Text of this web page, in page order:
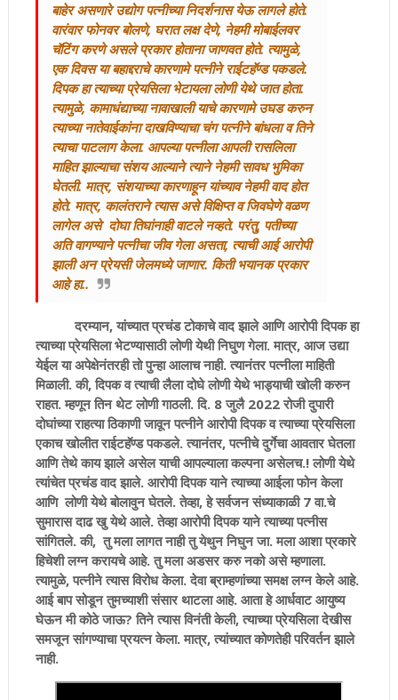
बाहेर असणारे उद्योग पत्नीच्या निदर्शनास येऊ लागले होते.
वारंवार फोनवर बोलणे, घरात लक्ष देणे, नेहमी मोबाईलवर
चॅटिंग करणे असले प्रकार होताना जाणवत होते. त्यामुळे,
एक दिवस या बहाद्दराचे कारणामे पत्नीने राईटहॅण्ड पकडले.
दिपक हा त्याच्या प्रेयसिला भेटायला लोणी येथे जात होता.
त्यामुळे, कामाधंद्याच्या नावाखाली याचे कारणामे उघड करुन
त्याच्या नातेवाईकांना दाखविण्याचा चंग पत्नीने बांधला व तिने
त्याचा पाटलाग केला. आपल्या पत्नीला आपली रासलिला
माहित झाल्याचा संशय आल्याने त्याने नेहमी सावध भुमिका
घेतली. मात्र, संशयाच्या कारणाहून यांच्याव नेहमी वाद होत
होते. मात्र, कालंतराने त्यास असे विक्षिप्त व जिवघेणे वळण
लागेल असे दोघा तिघांनाही वाटले नव्हते. परंतु, पतीच्या
अति वागण्याने पत्नीचा जीव गेला असता, त्याची आई आरोपी
झाली अन प्रेयसी जेलमध्ये जाणार. किती भयानक प्रकार
आहे हा..
दरम्यान, यांच्यात प्रचंड टोकाचे वाद झाले आणि आरोपी दिपक हा
त्याच्या प्रेयसिला भेटण्यासाठी लोणी येथी निघुण गेला. मात्र, आज उद्या
येईल या अपेक्षेनंतरही तो पुन्हा आलाच नाही. त्यानंतर पत्नीला माहिती
मिळाली. की, दिपक व त्याची लैला दोघे लोणी येथे भाड्याची खोली करुन
राहत. म्हणून तिन थेट लोणी गाठली. दि. 8 जुलै 2022 रोजी दुपारी
दोघांच्या राहत्या ठिकाणी जावून पत्नीने आरोपी दिपक व त्याच्या प्रेयसिला
एकाच खोलीत राईटहॅण्ड पकडले. त्यानंतर, पत्नीचे दुर्गेचा आवतार घेतला
आणि तेथे काय झाले असेल याची आपल्याला कल्पना असेलच.! लोणी येथे
त्यांचेत प्रचंड वाद झाले. आरोपी दिपक याने त्याच्या आईला फोन केला
आणि लोणी येथे बोलावुन घेतले. तेव्हा, हे सर्वजन संध्याकाळी 7 वा.चे
सुमारास दाढ खु येथे आले. तेव्हा आरोपी दिपक याने त्याच्या पत्नीस
सांगितले. की, तु मला लागत नाही तु येथुन निघुन जा. मला आशा प्रकारे
हिचेशी लग्न करायचे आहे. तु मला अडसर करु नको असे म्हणाला.
त्यामुळे, पत्नीने त्यास विरोध केला. देवा ब्राम्हणांच्या समक्ष लग्न केले आहे.
आई बाप सोडून तुमच्याशी संसार थाटला आहे. आता हे आर्धवाट आयुष्य
घेऊन मी कोठे जाऊ? तिने त्यास विनंती केली, त्याच्या प्रेयसिला देखीस
समजून सांगण्याचा प्रयत्न केला. मात्र, त्यांच्यात कोणतेही परिवर्तन झाले
नाही.